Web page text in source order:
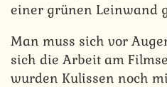
einer grünen Leinwand
Man muss sich vor
sich die Arbeit am
wurden Kulissen noch